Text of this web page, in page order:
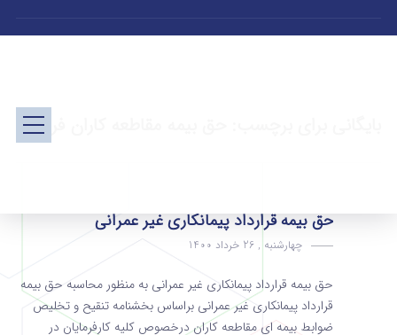
بایگانی برای برچسب: حق بیمه مقاطعه کاران فرعی
حق بیمه قرارداد پیمانکاری غیر عمرانی
چهارشنبه , 26 خرداد 1400
حق بیمه قرارداد پیمانکاری غیر عمرانی به منظور محاسبه حق بیمه
قرارداد پیمانکاری غیر عمرانی براساس بخشنامه تنقیح و تخلیص
ضوابط بیمه ای مقاطعه کاران درخصوص کلیه کارفرمایان در